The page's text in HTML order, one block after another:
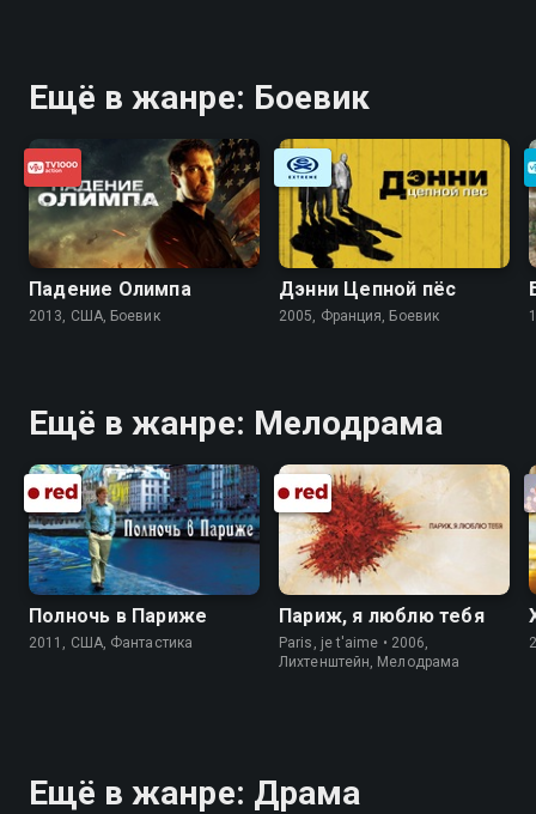
Ещё в жанре: Боевик
Падение Олимпа
2013, США, Боевик
Дэнни Цепной пёс
2005, Франция, Боевик
Ещё в жанре: Мелодрама
Полночь в Париже
2011, США, Фантастика
Париж, я люблю тебя
Paris, je t'aime • 2006,
Лихтенштейн, Мелодрама
Ещё в жанре: Драма